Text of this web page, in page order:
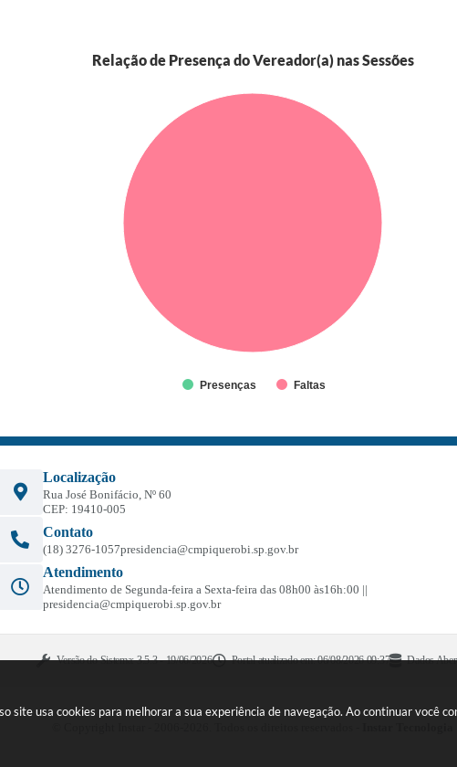
site usa cookies para melhorar a sua experiência de navegação. Ao continuar você
Relação de Presença do Vereador(a) nas Sessões
Presenças Faltas
Localização
Rua José Bonifácio, Nº 60
CEP: 19410-005
Contato
(18) 3276-1057presidencia@cmpiquerobi.sp.gov.br
Atendimento
Atendimento de Segunda-feira a Sexta-feira das 08h00 às16h:00 ||
presidencia@cmpiquerobi.sp.gov.br
Versão do Sistema:3.5.3 - 19/06/2026 Portal atualizado em:06/08/2026 09:37 Dados